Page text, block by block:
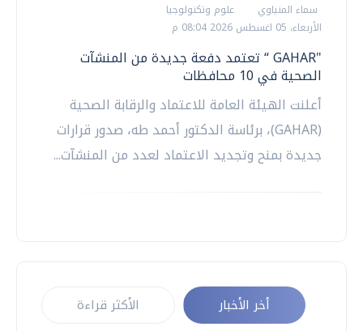
سماء المنياوي
علوم وتكنولوجيا
الأربعاء، 05 اغسطس 2026 08:04 م
"GAHAR “ تعتمد دفعة جديدة من المنشآت
الصحية في 10 محافظات
أعلنت الهيئة العامة للاعتماد والرقابة الصحية
(GAHAR)، برئاسة الدكتور أحمد طه، صدور قرارات
جديدة بمنح وتجديد الاعتماد لعدد من المنشآت...
أخر الأخبار الأكثر قراءة